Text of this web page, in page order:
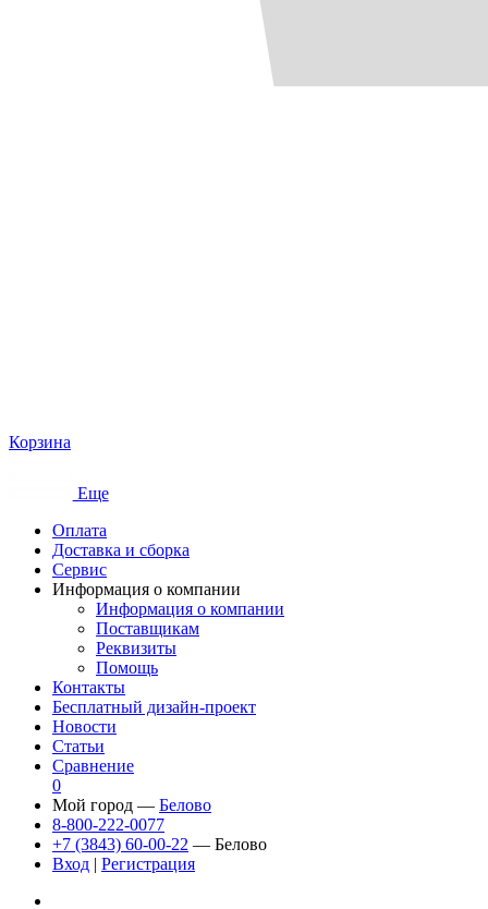
Корзина
Еще
Оплата
Доставка и сборка
Сервис
Информация о компании
Информация о компании
Поставщикам
Реквизиты
Помощь
Контакты
Бесплатный дизайн-проект
Новости
Статьи
Сравнение
0
Мой город — Белово
8-800-222-0077
+7 (3843) 60-00-22 — Белово
Вход | Регистрация